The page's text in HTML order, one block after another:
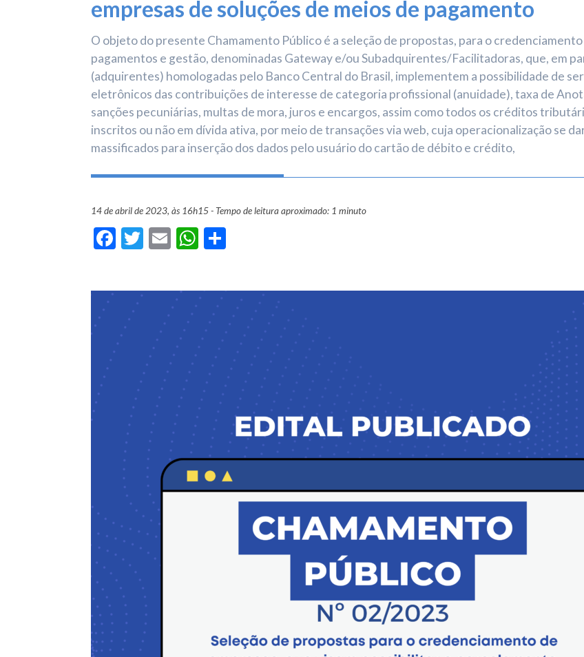
empresas de soluções de meios de pagamento
O objeto do presente Chamamento Público é a seleção de propostas, para o
pagamentos e gestão, denominadas Gateway e/ou Subadquirentes/Facilitadoras, que, em
(adquirentes) homologadas pelo Banco Central do Brasil, implementem a possibilidade de
eletrônicos das contribuições de interesse de categoria profissional (anuidade), taxa de
sanções pecuniárias, multas de mora, juros e encargos, assim como todos os créditos
inscritos ou não em dívida ativa, por meio de transações via web, cuja operacionalização se
massificados para inserção dos dados pelo usuário do cartão de débito e crédito,
14 de abril de 2023, às 16h15 - Tempo de leitura aproximado: 1 minuto
Facebook
Twitter
EmailWhatsApp